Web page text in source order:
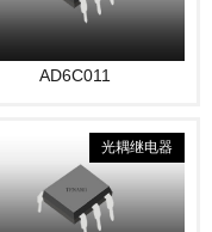
AD6C011
光耦继电器